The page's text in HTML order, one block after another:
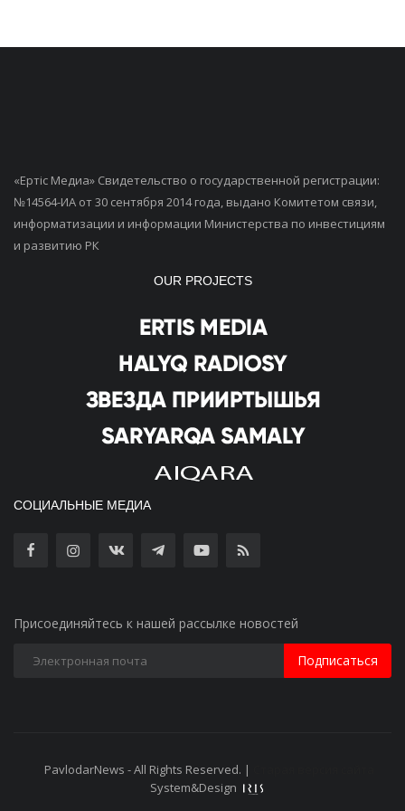
«Ертiс Медиа» Свидетельство о государственной регистрации:
№14564-ИА от 30 сентября 2014 года, выдано Комитетом связи,
информатизации и информации Министерства по инвестициям
и развитию РК
OUR PROJECTS
СОЦИАЛЬНЫЕ МЕДИА
Присоединяйтесь к нашей рассылке новостей
Подписаться
PavlodarNews - All Rights Reserved. |
System&Design